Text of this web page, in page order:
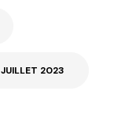
JUILLET 2023